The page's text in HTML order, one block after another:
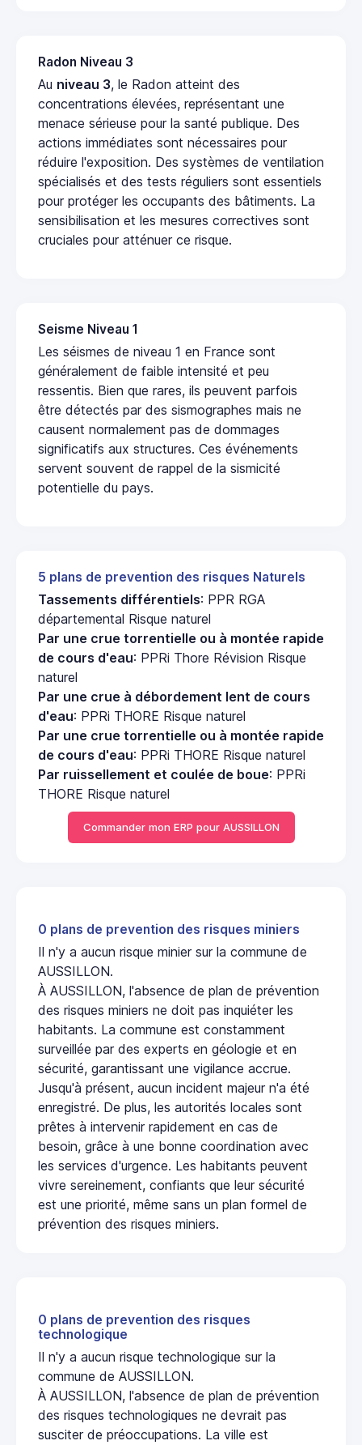
Radon Niveau 3
Au niveau 3, le Radon atteint des
concentrations élevées, représentant une
menace sérieuse pour la santé publique. Des
actions immédiates sont nécessaires pour
réduire l'exposition. Des systèmes de ventilation
spécialisés et des tests réguliers sont essentiels
pour protéger les occupants des bâtiments. La
sensibilisation et les mesures correctives sont
cruciales pour atténuer ce risque.
Seisme Niveau 1
Les séismes de niveau 1 en France sont
généralement de faible intensité et peu
ressentis. Bien que rares, ils peuvent parfois
être détectés par des sismographes mais ne
causent normalement pas de dommages
significatifs aux structures. Ces événements
servent souvent de rappel de la sismicité
potentielle du pays.
5 plans de prevention des risques Naturels
Tassements différentiels: PPR RGA
départemental Risque naturel
Par une crue torrentielle ou à montée rapide
de cours d'eau: PPRi Thore Révision Risque
naturel
Par une crue à débordement lent de cours
d'eau: PPRi THORE Risque naturel
Par une crue torrentielle ou à montée rapide
de cours d'eau: PPRi THORE Risque naturel
Par ruissellement et coulée de boue: PPRi
THORE Risque naturel
Commander mon ERP pour AUSSILLON
0 plans de prevention des risques miniers
Il n'y a aucun risque minier sur la commune de
AUSSILLON.
À AUSSILLON, l'absence de plan de prévention
des risques miniers ne doit pas inquiéter les
habitants. La commune est constamment
surveillée par des experts en géologie et en
sécurité, garantissant une vigilance accrue.
Jusqu'à présent, aucun incident majeur n'a été
enregistré. De plus, les autorités locales sont
prêtes à intervenir rapidement en cas de
besoin, grâce à une bonne coordination avec
les services d'urgence. Les habitants peuvent
vivre sereinement, confiants que leur sécurité
est une priorité, même sans un plan formel de
prévention des risques miniers.
0 plans de prevention des risques
technologique
Il n'y a aucun risque technologique sur la
commune de AUSSILLON.
À AUSSILLON, l'absence de plan de prévention
des risques technologiques ne devrait pas
susciter de préoccupations. La ville est